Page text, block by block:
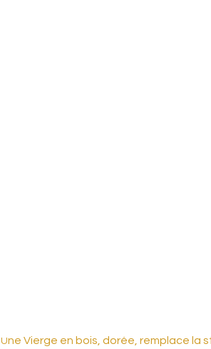
Une Vierge en bois, dorée, remplace la